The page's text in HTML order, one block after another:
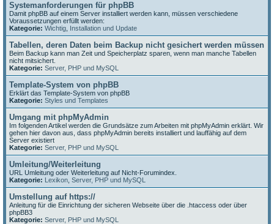
Systemanforderungen für phpBB
Damit phpBB auf einem Server installiert werden kann, müssen verschiedene
Voraussetzungen erfüllt werden:
Kategorie: Wichtig Installation und Update
Tabellen, deren Daten beim Backup nicht gesichert werden müssen
Beim Backup kann man Zeit und Speicherplatz sparen, wenn man manche Tabellen
nicht mitsichert.
Kategorie: Server, PHP und MySQL
Template-System von phpBB
Erklärt das Template-System von phpBB
Kategorie: Styles und Templates
Umgang mit phpMyAdmin
Im folgenden Artikel werden die Grundsätze zum Arbeiten mit phpMyAdmin erklärt. Wir
gehen hier davon aus, dass phpMyAdmin bereits installiert und lauffähig auf dem
Server existiert
Kategorie: Server, PHP und MySQL
Umleitung/Weiterleitung
URL Umleitung oder Weiterleitung auf Nicht-Forumindex.
Kategorie: Lexikon Server, PHP und MySQL
Umstellung auf https://
Anleitung für die Einrichtung der sicheren Webseite über die .htaccess oder über
phpBB3
Kategorie: Server, PHP und MySQL